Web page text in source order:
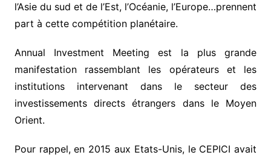
l’Asie du sud et de l’Est, l’Océanie, l’Europe…prennent
part à cette compétition planétaire.
Annual Investment Meeting est la plus grande
manifestation rassemblant les opérateurs et les
institutions intervenant dans le secteur des
investissements directs étrangers dans le Moyen
Orient.
Pour rappel, en 2015 aux Etats-Unis, le CEPICI avait